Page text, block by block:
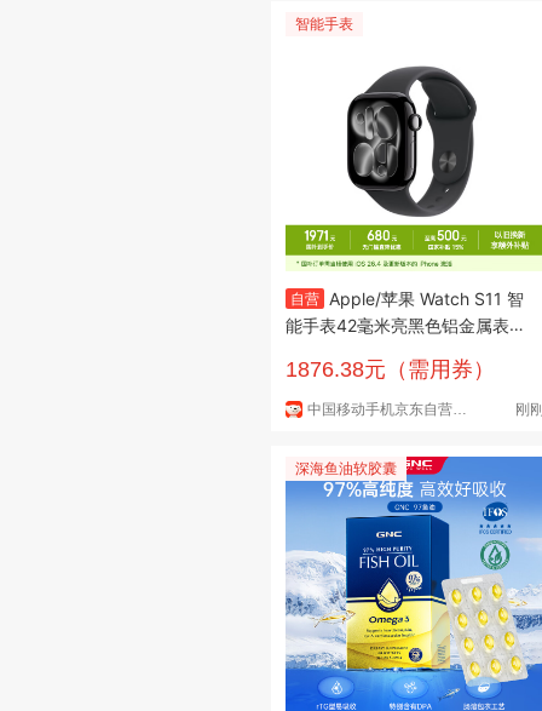
智能手表
自营
Apple/苹果 Watch S11 智
能手表42毫米亮黑色铝金属表壳
1876.38元（需用券）
中国移动手机京东自营官方旗舰店 刚
深海鱼油软胶囊